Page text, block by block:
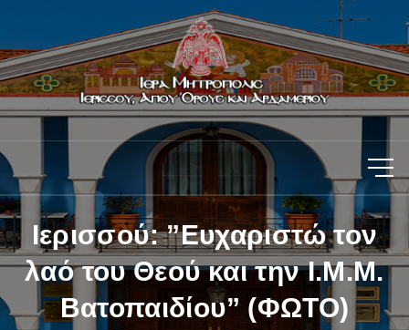
Ιερισσού: ”Ευχαριστώ τον
λαό του Θεού και την Ι.Μ.Μ.
Βατοπαιδίου” (ΦΩΤΟ)